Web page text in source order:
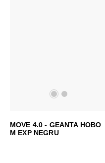
MOVE 4.0 - GEANTA HOBO
M EXP NEGRU